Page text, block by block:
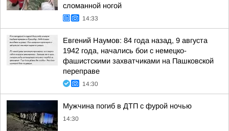
сломанной ногой
14:33
Евгений Наумов: 84 года назад, 9 августа
1942 года, начались бои с немецко-
фашистскими захватчиками на Пашковской
переправе
14:30
Мужчина погиб в ДТП с фурой ночью
14:30